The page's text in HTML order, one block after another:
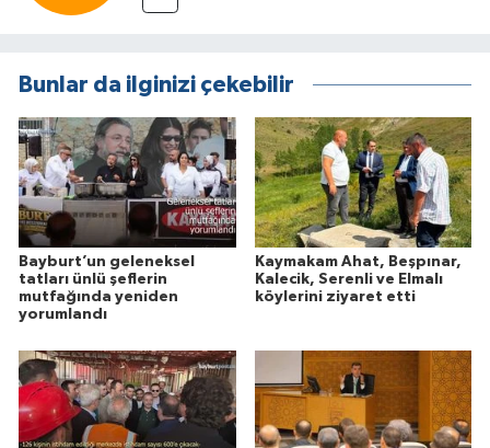
Bunlar da ilginizi çekebilir
Bayburt’un geleneksel
tatları ünlü şeflerin
mutfağında yeniden
yorumlandı
Kaymakam Ahat, Beşpınar,
Kalecik, Serenli ve Elmalı
köylerini ziyaret etti